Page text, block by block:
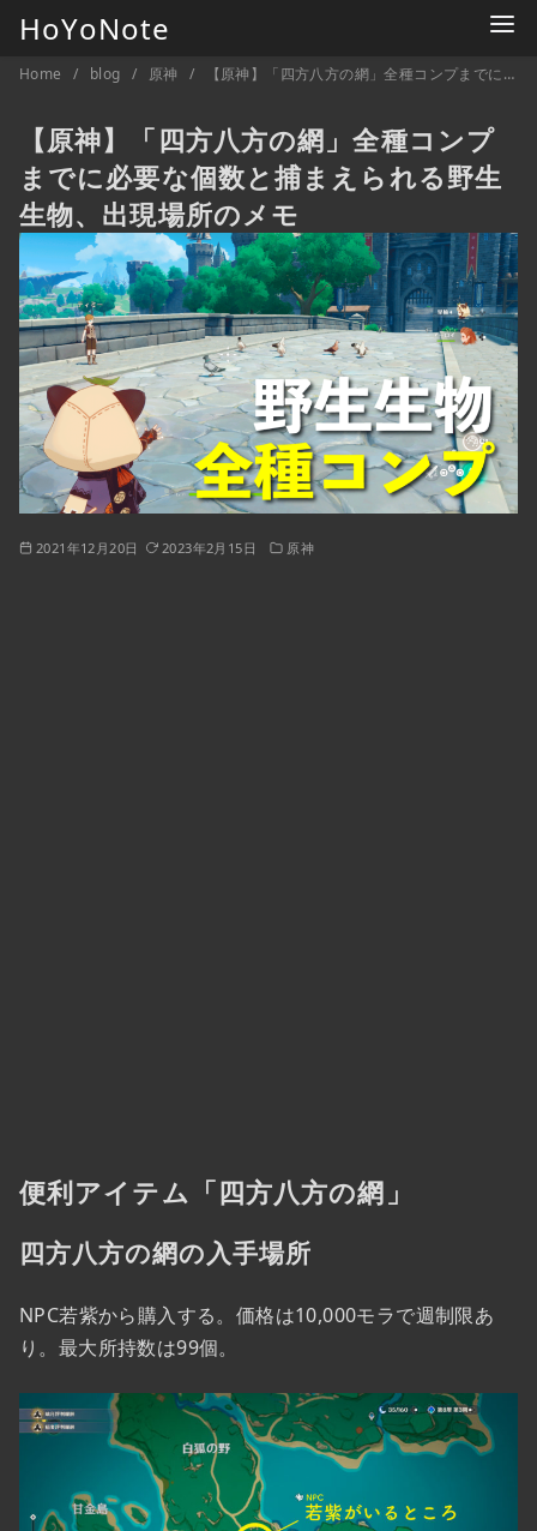
HoYoNote
Home blog 原神 【原神】「四方八方の網」全種コンプまでに必要な個数と捕まえられる野生生物、出現場所のメモ
【原神】「四方八方の網」全種コンプ
までに必要な個数と捕まえられる野生
生物、出現場所のメモ
2021年12月20日 2023年2月15日 原神
便利アイテム「四方八方の網」
四方八方の網の入手場所
NPC若紫から購入する。価格は10,000モラで週制限あ
り。最大所持数は99個。